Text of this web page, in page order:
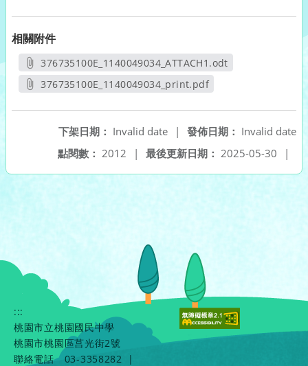
相關附件
376735100E_1140049034_ATTACH1.odt
另開新視窗
376735100E_1140049034_print.pdf
發佈日期： Invalid date
下架日期： Invalid date
|
最後更新日期： 2025-05-30 |
點閱數： 2012 |
:::
桃園市立桃園國民中學
桃園市桃園區莒光街2號
聯絡電話
03-3358282
|